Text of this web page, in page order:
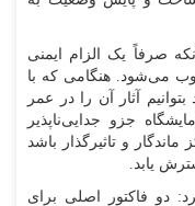
صرفاً یک الزام ایمنی
می‌شود. هنگامی که با
آثار آن را در عمر
جزو جدایی‌ناپذیر
و تاثیرگذار باشد
یابد.
دو فاکتور اصلی برای